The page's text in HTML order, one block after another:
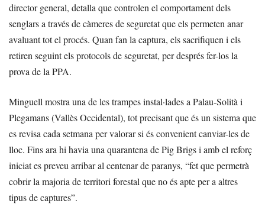
director general, detalla que controlen el comportament dels
senglars a través de càmeres de seguretat que els permeten anar
avaluant tot el procés. Quan fan la captura, els sacrifiquen i els
retiren seguint els protocols de seguretat, per després fer-los la
prova de la PPA.
Minguell mostra una de les trampes instal·lades a Palau-Solità i
Plegamans (Vallès Occidental), tot precisant que és un sistema que
es revisa cada setmana per valorar si és convenient canviar-les de
lloc. Fins ara hi havia una quarantena de Pig Brigs i amb el reforç
iniciat es preveu arribar al centenar de paranys, “fet que permetrà
cobrir la majoria de territori forestal que no és apte per a altres
tipus de captures”.